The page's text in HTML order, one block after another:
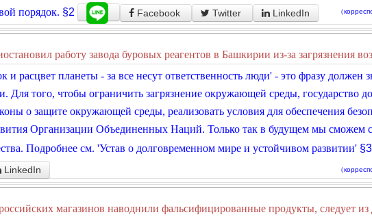
порядок. §2 Facebook Twitter LinkedIn （
работу завода буровых реагентов в Башкирии из-за загрязнения
и расцвет планеты - за все несут ответственность люди' - это фразу должен
Для того, чтобы ограничить загрязнение окружающей среды, государство
о защите окружающей среды, реализовать условия для обеспечения
Организации Объединенных Наций. Только так в будущем мы сможем
Подробнее см. 'Устав о долговременном мире и устойчивом развитии'
LinkedIn （
магазинов наводнили фальсифицированные продукты, следует